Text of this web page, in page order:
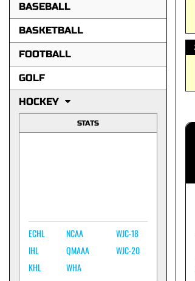
BASEBALL
BASKETBALL
FOOTBALL
GOLF
HOCKEY
STATS
ECHL
IHL
KHL
NCAA
QMAAA
WHA
WJC-18
WJC-20